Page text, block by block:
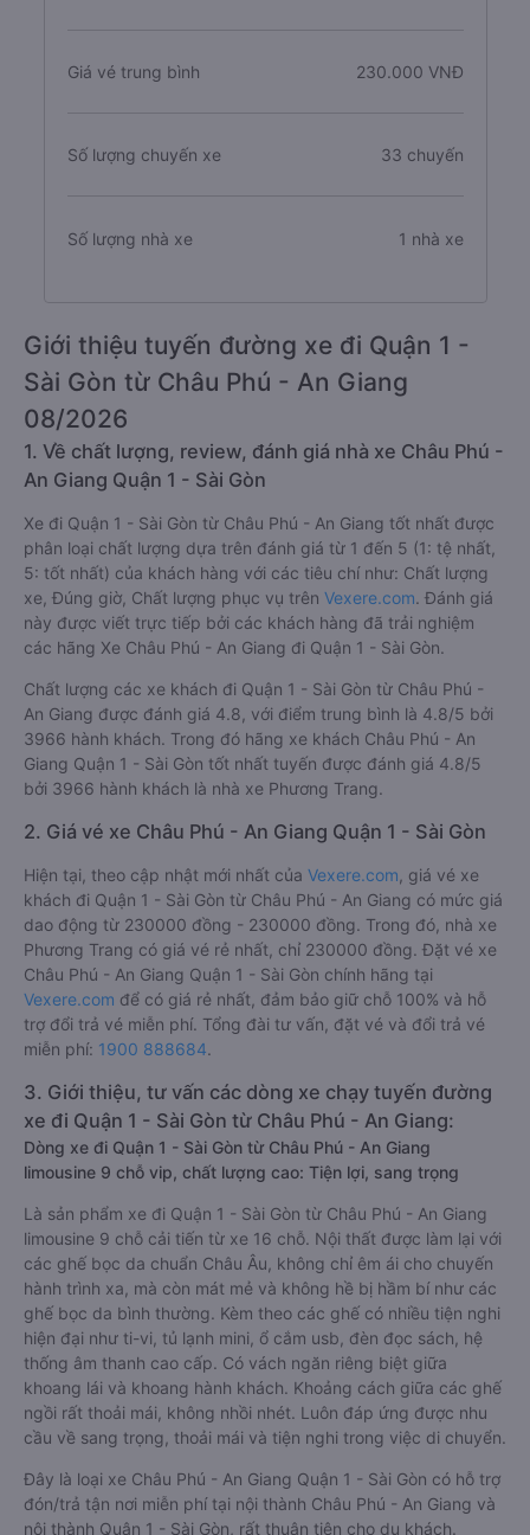
Giá vé trung bình 230.000 VNĐ
Số lượng chuyến xe 33 chuyến
Số lượng nhà xe 1 nhà xe
Giới thiệu tuyến đường xe đi Quận 1 -
Sài Gòn từ Châu Phú - An Giang
08/2026
1. Về chất lượng, review, đánh giá nhà xe Châu Phú -
An Giang Quận 1 - Sài Gòn
Xe đi Quận 1 - Sài Gòn từ Châu Phú - An Giang tốt nhất được
phân loại chất lượng dựa trên đánh giá từ 1 đến 5 (1: tệ nhất,
5: tốt nhất) của khách hàng với các tiêu chí như: Chất lượng
xe, Đúng giờ, Chất lượng phục vụ trên Vexere.com. Đánh giá
này được viết trực tiếp bởi các khách hàng đã trải nghiệm
các hãng Xe Châu Phú - An Giang đi Quận 1 - Sài Gòn.
Chất lượng các xe khách đi Quận 1 - Sài Gòn từ Châu Phú -
An Giang được đánh giá 4.8, với điểm trung bình là 4.8/5 bởi
3966 hành khách. Trong đó hãng xe khách Châu Phú - An
Giang Quận 1 - Sài Gòn tốt nhất tuyến được đánh giá 4.8/5
bởi 3966 hành khách là nhà xe Phương Trang.
2. Giá vé xe Châu Phú - An Giang Quận 1 - Sài Gòn
Hiện tại, theo cập nhật mới nhất của Vexere.com , giá vé xe
khách đi Quận 1 - Sài Gòn từ Châu Phú - An Giang có mức giá
dao động từ 230000 đồng - 230000 đồng. Trong đó, nhà xe
Phương Trang có giá vé rẻ nhất, chỉ 230000 đồng. Đặt vé xe
Châu Phú - An Giang Quận 1 - Sài Gòn chính hãng tại
Vexere.com để có giá rẻ nhất, đảm bảo giữ chỗ 100% và hỗ
trợ đổi trả vé miễn phí. Tổng đài tư vấn, đặt vé và đổi trả vé
miễn phí: 1900 888684.
3. Giới thiệu, tư vấn các dòng xe chạy tuyến đường
xe đi Quận 1 - Sài Gòn từ Châu Phú - An Giang:
Dòng xe đi Quận 1 - Sài Gòn từ Châu Phú - An Giang
limousine 9 chỗ vip, chất lượng cao: Tiện lợi, sang trọng
Là sản phẩm xe đi Quận 1 - Sài Gòn từ Châu Phú - An Giang
limousine 9 chỗ cải tiến từ xe 16 chỗ. Nội thất được làm lại với
các ghế bọc da chuẩn Châu Âu, không chỉ êm ái cho chuyến
hành trình xa, mà còn mát mẻ và không hề bị hầm bí như các
ghế bọc da bình thường. Kèm theo các ghế có nhiều tiện nghi
hiện đại như ti-vi, tủ lạnh mini, ổ cắm usb, đèn đọc sách, hệ
thống âm thanh cao cấp. Có vách ngăn riêng biệt giữa
khoang lái và khoang hành khách. Khoảng cách giữa các ghế
ngồi rất thoải mái, không nhồi nhét. Luôn đáp ứng được nhu
cầu về sang trọng, thoải mái và tiện nghi trong việc di chuyển.
Đây là loại xe Châu Phú - An Giang Quận 1 - Sài Gòn có hỗ trợ
đón/trả tận nơi miễn phí tại nội thành Châu Phú - An Giang và
nội thành Quận 1 - Sài Gòn, rất thuận tiện cho du khách.